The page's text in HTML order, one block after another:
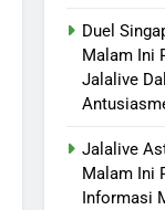
Duel
Malam Ini
Jalalive
Jalalive
Malam Ini
Informasi